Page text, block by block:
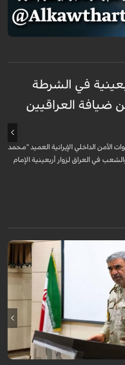
في الشرطة
ضيافة العراقيين
الأمن الداخلي الإيرانية العميد "محمد
في العراق لزوار أربعينية الإمام
الأمن الداخلي الإيرانية (فراجا)، اللواء
الإيرانية تُصان بعزة واقتد...